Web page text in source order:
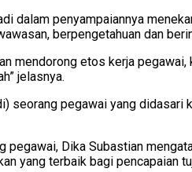
dalam penyampaiannya
berpengetahuan dan
mendorong etos kerja
jelasnya.
seorang pegawai yang
pegawai, Dika Subastian
yang terbaik bagi pencapaian